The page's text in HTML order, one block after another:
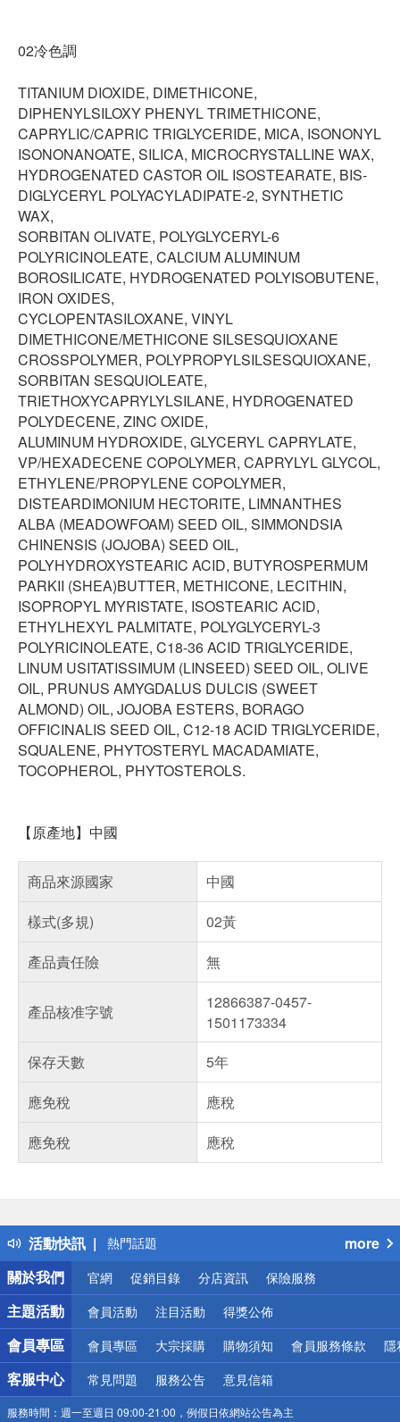
02冷色調
TITANIUM DIOXIDE, DIMETHICONE,
DIPHENYLSILOXY PHENYL TRIMETHICONE,
CAPRYLIC/CAPRIC TRIGLYCERIDE, MICA, ISONONYL
ISONONANOATE, SILICA, MICROCRYSTALLINE WAX,
HYDROGENATED CASTOR OIL ISOSTEARATE, BIS-
DIGLYCERYL POLYACYLADIPATE-2, SYNTHETIC
WAX,
SORBITAN OLIVATE, POLYGLYCERYL-6
POLYRICINOLEATE, CALCIUM ALUMINUM
BOROSILICATE, HYDROGENATED POLYISOBUTENE,
IRON OXIDES,
CYCLOPENTASILOXANE, VINYL
DIMETHICONE/METHICONE SILSESQUIOXANE
CROSSPOLYMER, POLYPROPYLSILSESQUIOXANE,
SORBITAN SESQUIOLEATE,
TRIETHOXYCAPRYLYLSILANE, HYDROGENATED
POLYDECENE, ZINC OXIDE,
ALUMINUM HYDROXIDE, GLYCERYL CAPRYLATE,
VP/HEXADECENE COPOLYMER, CAPRYLYL GLYCOL,
ETHYLENE/PROPYLENE COPOLYMER,
DISTEARDIMONIUM HECTORITE, LIMNANTHES
ALBA (MEADOWFOAM) SEED OIL, SIMMONDSIA
CHINENSIS (JOJOBA) SEED OIL,
POLYHYDROXYSTEARIC ACID, BUTYROSPERMUM
PARKII (SHEA)BUTTER, METHICONE, LECITHIN,
ISOPROPYL MYRISTATE, ISOSTEARIC ACID,
ETHYLHEXYL PALMITATE, POLYGLYCERYL-3
POLYRICINOLEATE, C18-36 ACID TRIGLYCERIDE,
LINUM USITATISSIMUM (LINSEED) SEED OIL, OLIVE
OIL, PRUNUS AMYGDALUS DULCIS (SWEET
ALMOND) OIL, JOJOBA ESTERS, BORAGO
OFFICINALIS SEED OIL, C12-18 ACID TRIGLYCERIDE,
SQUALENE, PHYTOSTERYL MACADAMIATE,
TOCOPHEROL, PHYTOSTEROLS.
【原產地】中國
商品來源國家
中國
樣式(多規)
02黃
產品責任險
無
產品核准字號
12866387-0457-
1501173334
保存天數
5年
應免稅
應稅
應免稅
應稅
活動快訊
得獎公告
熱門話題
銀行優惠
偏遠地區配送
詐騙網頁！請小心！
more
關於我們
官網 促銷目錄 分店資訊 保險服務
主題活動 會員活動 注目活動 得獎公佈
會員專區 會員專區 大宗採購 購物須知 會員服務條款 隱
客服中心 常見問題 服務公告 意見信箱
服務時間： 週一至週日 09:00-21:00，例假日依網站公告為主